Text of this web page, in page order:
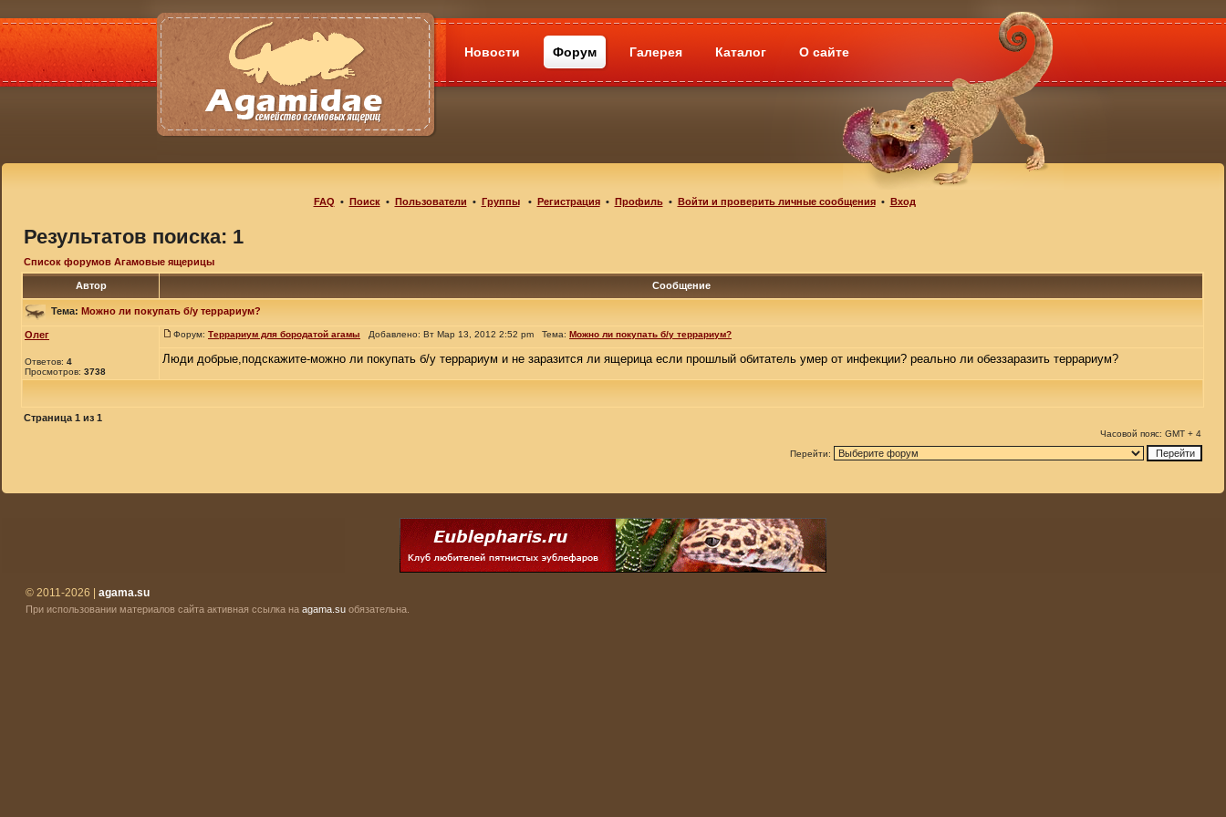
Новости Форум Галерея Каталог О сайте
FAQ • Поиск• Пользователи • Группы• Регистрация• Профиль• Войти и проверить личные сообщения• Вход
Результатов поиска: 1
Список форумов Агамовые ящерицы
Автор Сообщение
Тема: Можно ли покупать б/у террариум?
Олег
Ответов: 4
Просмотров: 3738
Форум: Террариум для бородатой агамы Добавлено: Вт Мар 13, 2012 2:52 pm Тема: Можно ли покупать б/у террариум?
Люди добрые,подскажите-можно ли покупать б/у террариум и не заразится ли ящерица если прошлый обитатель умер от инфекции? реально ли обеззаразить террариум?
Страница 1 из 1
Часовой пояс: GMT + 4
Перейти:
© 2011-2026 | agama.su
При использовании материалов сайта активная ссылка на agama.su обязательна.